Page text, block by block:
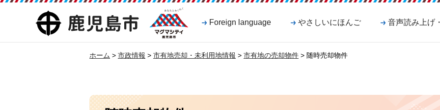
鹿児島市
マグマシティ
鹿児島市
Foreign language やさしいにほんご 音声読み上げ
ホーム > 市政情報 > 市有地売却・未利用地情報 > 市有地の売却物件 > 随時売却物件